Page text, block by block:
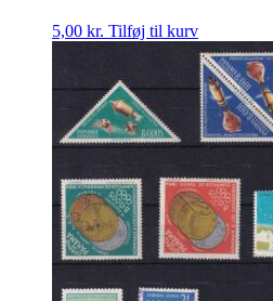
5,00 kr. Tilføj til kurv